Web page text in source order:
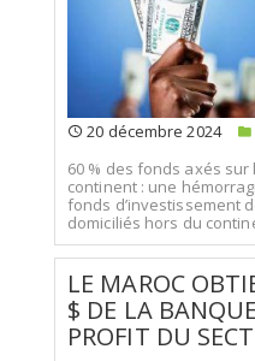
20 décembre 2024
60 % des fonds axés sur
continent : une
fonds d’investissement
domiciliés hors du
LE MAROC
$ DE LA
PROFIT DU